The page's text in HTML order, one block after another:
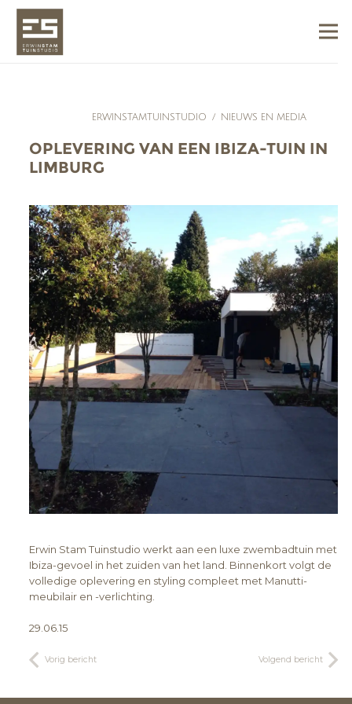
ERWINSTAMTUINSTUDIO / NIEUWS EN MEDIA
OPLEVERING VAN EEN IBIZA-TUIN IN
LIMBURG
Erwin Stam Tuinstudio werkt aan een luxe zwembadtuin met
Ibiza-gevoel in het zuiden van het land. Binnenkort volgt de
volledige oplevering en styling compleet met Manutti-
meubilair en -verlichting.
29.06.15
Vorig bericht Volgend bericht